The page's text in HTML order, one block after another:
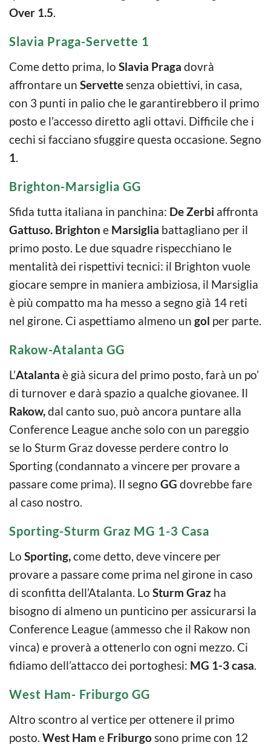
Over 1.5.
Slavia Praga-Servette 1
Come detto prima, lo Slavia Praga dovrà
affrontare un Servettesenza obiettivi, in casa,
con 3 punti in palio che le garantirebbero il primo
posto e l’accesso diretto agli ottavi. Difficile che i
cechi si facciano sfuggire questa occasione. Segno
1.
Brighton-Marsiglia GG
Sfida tutta italiana in panchina: De Zerbi affronta
Gattuso. Brighton e Marsiglia battagliano per il
primo posto. Le due squadre rispecchiano le
mentalità dei rispettivi tecnici: il Brighton vuole
giocare sempre in maniera ambiziosa, il Marsiglia
è più compatto ma ha messo a segno già 14 reti
nel girone. Ci aspettiamo almeno un gol per parte.
Rakow-Atalanta GG
L’Atalanta è già sicura del primo posto, farà un po’
di turnover e darà spazio a qualche giovanee. Il
Rakow,dal canto suo, può ancora puntare alla
Conference League anche solo con un pareggio
se lo Sturm Graz dovesse perdere contro lo
Sporting (condannato a vincere per provare a
passare come prima). Il segno GG dovrebbe fare
al caso nostro.
Sporting-Sturm Graz MG 1-3 Casa
Lo Sporting,come detto, deve vincere per
provare a passare come prima nel girone in caso
di sconfitta dell’Atalanta. Lo Sturm Graz ha
bisogno di almeno un punticino per assicurarsi la
Conference League (ammesso che il Rakow non
vinca) e proverà a ottenerlo con ogni mezzo. Ci
fidiamo dell’attacco dei portoghesi: MG 1-3 casa.
West Ham- Friburgo GG
Altro scontro al vertice per ottenere il primo
posto. West Ham e Friburgosono prime con 12